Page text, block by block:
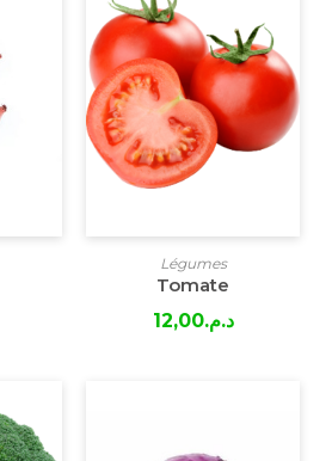
Légumes
Tomate
د.م.12,00